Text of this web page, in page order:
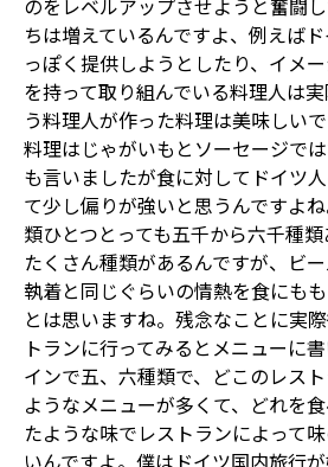
のをレベルアップさせようと奮闘
ちは増えているんですよ、例えば
っぽく提供しようとしたり、イメ
を持って取り組んでいる料理人は
う料理人が作った料理は美味しい
料理はじゃがいもとソーセージで
も言いましたが食に対してドイツ
て少し偏りが強いと思うんですよ
類ひとつとっても五千から六千種
たくさん種類があるんですが、ビ
執着と同じぐらいの情熱を食にも
とは思いますね。残念なことに実
トランに行ってみるとメニューに
インで五、六種類で、どこのレス
ようなメニューが多くて、どれを
たような味でレストランによって
いんですよ。僕はドイツ国内旅行